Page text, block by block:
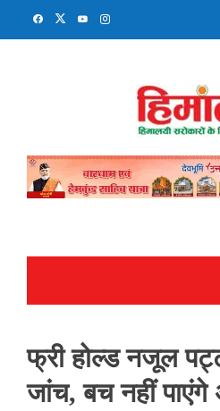
फ्री होल्ड नजूल
जांच, बच नहीं